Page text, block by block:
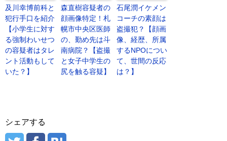
及川幸博前科と
犯行手口を紹介
【小学生に対す
る強制わいせつ
の容疑者はタレ
ント活動もして
いた？】
森直樹容疑者の
顔画像特定！札
幌市中央区医師
の、勤め先は斗
南病院？【盗撮
と女子中学生の
尻を触る容疑】
石尾潤イケメン
コーチの素顔は
盗撮犯？【顔画
像、経歴、所属
するNPOについ
て、世間の反応
は？】
シェアする